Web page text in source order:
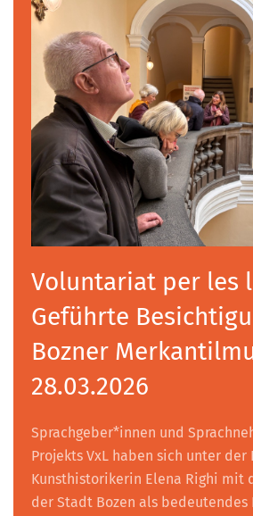
Voluntariat per les
Geführte
Bozner
28.03.2026
Sprachgeber*innen und
Projekts VxL haben sich unter der
Kunsthistorikerin Elena Righi mit
der Stadt Bozen als bedeutendes